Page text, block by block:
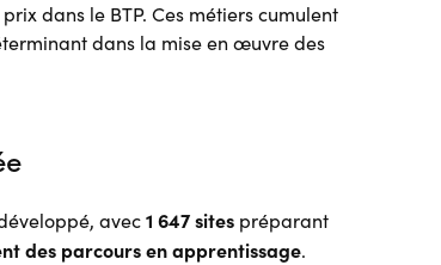
dans le BTP. Ces métiers cumulent
dans la mise en œuvre des
avec1 647 sites préparant
des parcours en apprentissage.